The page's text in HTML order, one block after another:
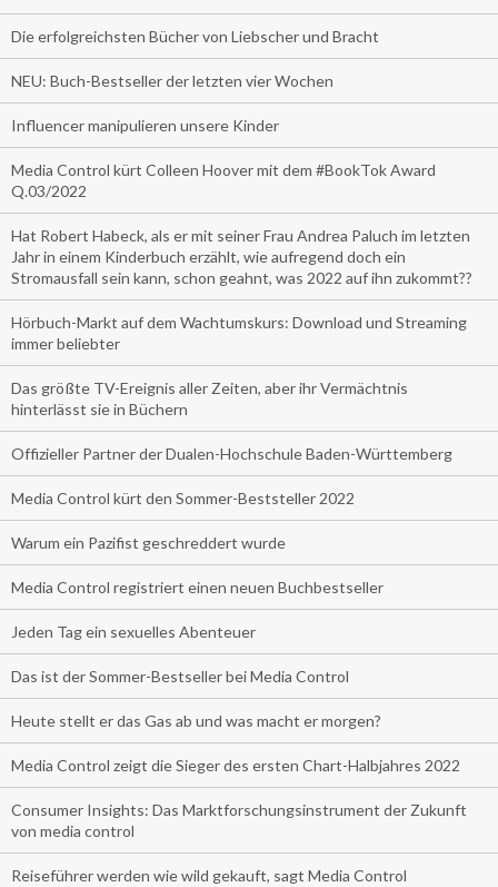
Die erfolgreichsten Bücher von Liebscher und Bracht
NEU: Buch-Bestseller der letzten vier Wochen
Influencer manipulieren unsere Kinder
Media Control kürt Colleen Hoover mit dem #BookTok Award
Q.03/2022
Hat Robert Habeck, als er mit seiner Frau Andrea Paluch im letzten
Jahr in einem Kinderbuch erzählt, wie aufregend doch ein
Stromausfall sein kann, schon geahnt, was 2022 auf ihn zukommt??
Hörbuch-Markt auf dem Wachtumskurs: Download und Streaming
immer beliebter
Das größte TV-Ereignis aller Zeiten, aber ihr Vermächtnis
hinterlässt sie in Büchern
Offizieller Partner der Dualen-Hochschule Baden-Württemberg
Media Control kürt den Sommer-Beststeller 2022
Warum ein Pazifist geschreddert wurde
Media Control registriert einen neuen Buchbestseller
Jeden Tag ein sexuelles Abenteuer
Das ist der Sommer-Bestseller bei Media Control
Heute stellt er das Gas ab und was macht er morgen?
Media Control zeigt die Sieger des ersten Chart-Halbjahres 2022
Consumer Insights: Das Marktforschungsinstrument der Zukunft
von media control
Reiseführer werden wie wild gekauft, sagt Media Control